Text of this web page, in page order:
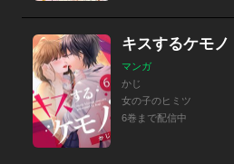
キスするケモノ
マンガ
かじ
女の子のヒミツ
6巻まで配信中